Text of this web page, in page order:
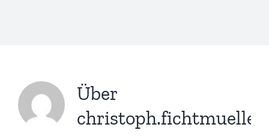
Über
christoph.fichtmueller